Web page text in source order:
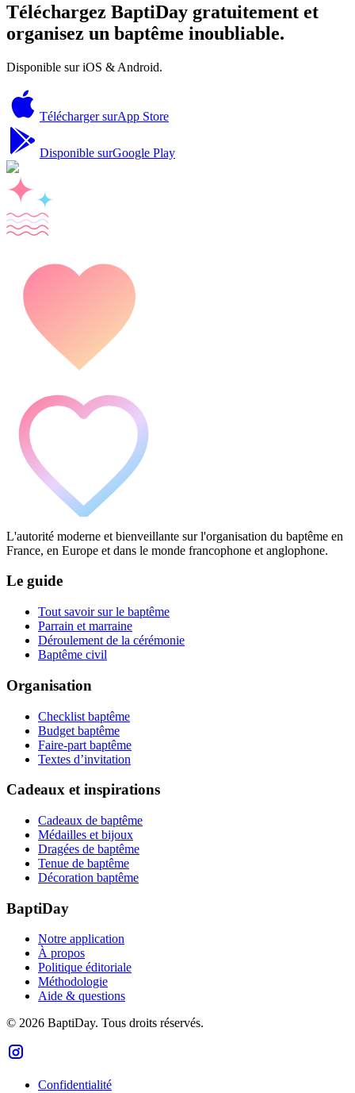
Téléchargez BaptiDay gratuitement et
organisez un baptême inoubliable.
Disponible sur iOS & Android.
Télécharger surApp Store
Disponible surGoogle Play
L'autorité moderne et bienveillante sur l'organisation du baptême en
France, en Europe et dans le monde francophone et anglophone.
Le guide
Tout savoir sur le baptême
Parrain et marraine
Déroulement de la cérémonie
Baptême civil
Organisation
Checklist baptême
Budget baptême
Faire-part baptême
Textes d’invitation
Cadeaux et inspirations
Cadeaux de baptême
Médailles et bijoux
Dragées de baptême
Tenue de baptême
Décoration baptême
BaptiDay
Notre application
À propos
Politique éditoriale
Méthodologie
Aide & questions
© 2026 BaptiDay. Tous droits réservés.
Confidentialité